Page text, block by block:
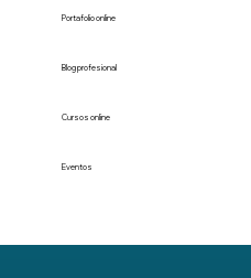
Portafolio online
Blog profesional
Cursos online
Eventos